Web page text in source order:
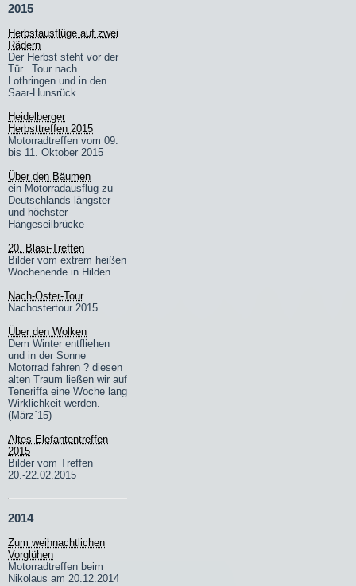
2015
Herbstausflüge auf zwei
Rädern
Der Herbst steht vor der
Tür...Tour nach
Lothringen und in den
Saar-Hunsrück
Heidelberger
Herbsttreffen 2015
Motorradtreffen vom 09.
bis 11. Oktober 2015
Über den Bäumen
ein Motorradausflug zu
Deutschlands längster
und höchster
Hängeseilbrücke
20. Blasi-Treffen
Bilder vom extrem heißen
Wochenende in Hilden
Nach-Oster-Tour
Nachostertour 2015
Über den Wolken
Dem Winter entfliehen
und in der Sonne
Motorrad fahren ? diesen
alten Traum ließen wir auf
Teneriffa eine Woche lang
Wirklichkeit werden.
(März´15)
Altes Elefantentreffen
2015
Bilder vom Treffen
20.-22.02.2015
2014
Zum weihnachtlichen
Vorglühen
Motorradtreffen beim
Nikolaus am 20.12.2014